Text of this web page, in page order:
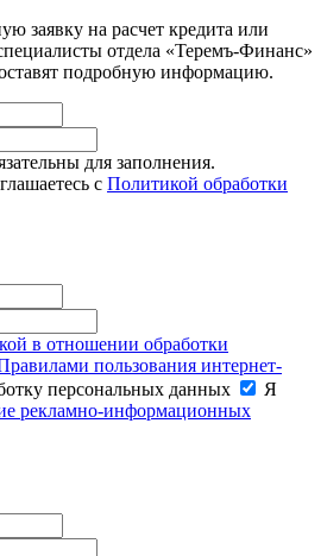
заявку на расчет кредита или
отдела «Теремъ-Финанс»
подробную информацию.
для заполнения.
с Политикой обработки
в отношении обработки
пользования интернет-
персональных данных
Я
рекламно-информационных